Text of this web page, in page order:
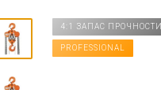
4:1 ЗАПАС ПРОЧНОСТИ
PROFESSIONAL